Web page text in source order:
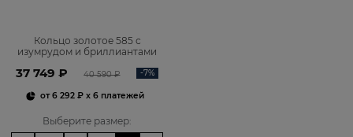
Кольцо золотое 585 с
изумрудом и бриллиантами
37 749 ₽ 40 590 ₽ -7%
от6 292 ₽x 6 платежей
Выберите размер: